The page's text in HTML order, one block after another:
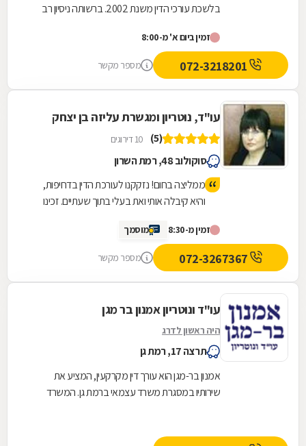
בלשכת עורכי הדין משנת 2002. ברשותה ניסיון רב
זמין ביום א' מ-8:00
מספר מקשר
עו"ד, נוטריון ומגשרת עליזה בן יצחק
(5) 10 דירוגים
סוקולוב 48, רמת השרון
ממליצה בחום! נזקקנו לעורכת הדין בדחיפות,
והיא קיבלה אותי ואת בעלי בתוך שעתיים. זכינו
דופן. השירות היה מהיר, יעיל ואכפתי, והרגשנו
שאנחנו בידיים טובות. תודה רבה על כל העזרה
זמין מ-8:30 מוסמך
מספר מקשר
עו"ד ונוטריון אמנון בר מגן
היה ראשון לדרג
תרצה 17, רמת גן
אמנון בר-מגן הוא עורך דין מקרקעין, המציע את
שירותיו במסגרת משרד עצמאי ברמת גן. המשרד